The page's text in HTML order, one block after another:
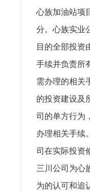
心族加油站项
分。心族实业
目的全部投资
手续并负责所
需办理的相关
的投资建设及
司的单方行为
办理相关手续
司在实际投资
三川公司为心
为的认可和追